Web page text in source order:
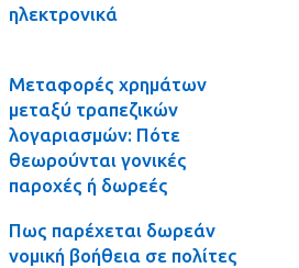
ηλεκτρονικά
Μεταφορές χρημάτων
μεταξύ τραπεζικών
λογαριασμών: Πότε
θεωρούνται γονικές
παροχές ή δωρεές
Πως παρέχεται δωρεάν
νομική βοήθεια σε πολίτες